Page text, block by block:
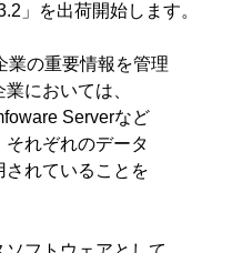
」を出荷開始します。
業の重要情報を管理
においては、
Serverなど
れぞれのデータ
れていることを